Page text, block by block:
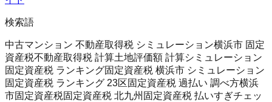
検索語
中古マンション 不動産取得税 シミュレーション横浜市 固定
資産税不動産取得税 計算土地評価額 計算シミュレーション
固定資産税 ランキング固定資産税 横浜市 シミュレーション
固定資産税 ランキング 23区固定資産税 過払い 調べ方横浜
市固定資産税固定資産税 北九州 固定資産税 払いすぎチェッ